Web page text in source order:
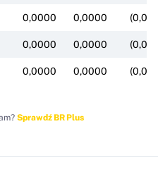
0,0000 0,0000
0,0000 0,0000
0,0000 0,0000
Sprawdź BR Plus